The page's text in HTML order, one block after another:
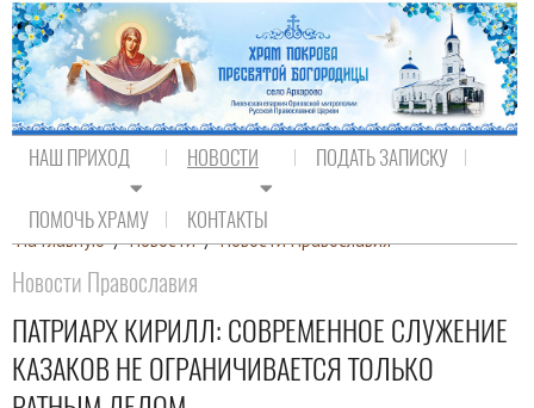
НАШ ПРИХОД НОВОСТИ ПОДАТЬ ЗАПИСКУ
ПОМОЧЬ ХРАМУ КОНТАКТЫ
На главную / Новости / Новости Православия
Новости Православия
ПАТРИАРХ КИРИЛЛ: СОВРЕМЕННОЕ СЛУЖЕНИЕ
КАЗАКОВ НЕ ОГРАНИЧИВАЕТСЯ ТОЛЬКО